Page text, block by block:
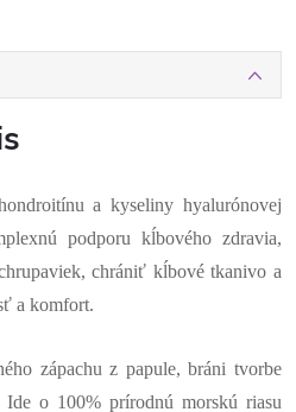
a kyseliny hyalurónovej
podporu kĺbového zdravia,
chrániť kĺbové tkanivo a
a komfort.
zápachu z papule, bráni tvorbe
Ide o 100% prírodnú morskú riasu